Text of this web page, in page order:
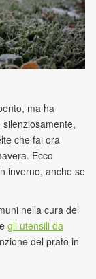
ma ha
che fai ora
Ecco
inverno, anche se
nella cura del
gli utensili da
del prato in